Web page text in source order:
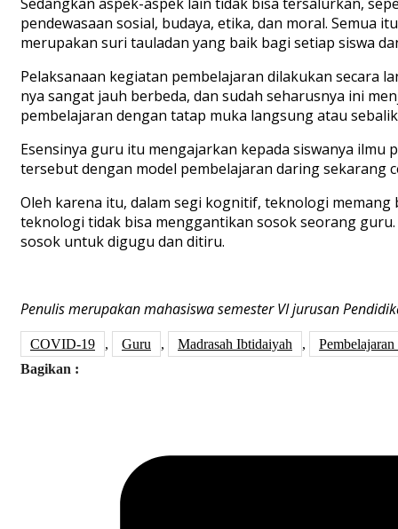
pendewasaan sosial, budaya, etika, dan moral. Semua
merupakan suri tauladan yang baik bagi setiap siswa
Pelaksanaan kegiatan pembelajaran dilakukan secara
nya sangat jauh berbeda, dan sudah seharusnya ini
pembelajaran dengan tatap muka langsung atau
Esensinya guru itu mengajarkan kepada siswanya
tersebut dengan model pembelajaran daring sekarang
Oleh karena itu, dalam segi kognitif, teknologi
teknologi tidak bisa menggantikan sosok seorang
sosok untuk digugu dan ditiru.
Penulis merupakan mahasiswa semester VI jurusan
COVID-19 , Guru , Madrasah Ibtidaiyah ,
Bagikan :